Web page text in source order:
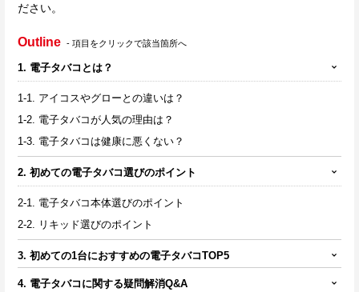
ださい。
Outline - 項目をクリックで該当箇所へ
1. 電子タバコとは？
1-1. アイコスやグローとの違いは？
1-2. 電子タバコが人気の理由は？
1-3. 電子タバコは健康に悪くない？
2. 初めての電子タバコ選びのポイント
2-1. 電子タバコ本体選びのポイント
2-2. リキッド選びのポイント
3. 初めての1台におすすめの電子タバコTOP5
4. 電子タバコに関する疑問解消Q&A